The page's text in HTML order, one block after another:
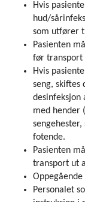
Hvis
hud/
som utfører
Pasienten
før transport
Hvis
seng, skiftes
desinfeksjon
med hender
fotende.
Pasienten
transport ut
Personalet